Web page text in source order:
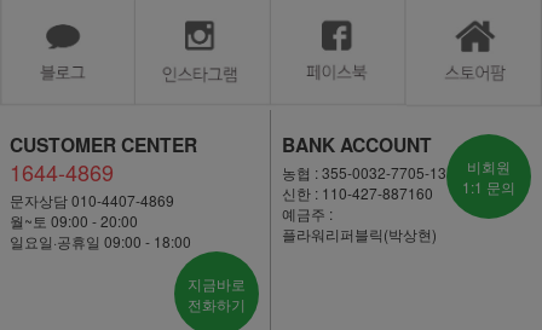
CUSTOMER CENTER
1644-4869
문자상담 010-4407-4869
월~토 09:00 - 20:00
일요일·공휴일 09:00 - 18:00
지금바로
전화하기
BANK ACCOUNT
농협 : 355-0032-7705-13
신한 : 110-427-887160
예금주 :
플라워리퍼블릭(박상현)
비회원
1:1 문의